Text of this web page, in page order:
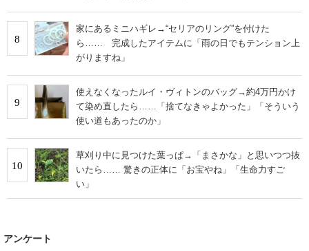
8
家にあるミニハギレ→“セリアのリング”を付けた
ら…… 完成したアイテムに「雨の日でもテンション上
がりますね」
9
使えなくなったルイ・ヴィトンのバッグ→約4万円かけ
て染め直したら……「捨てなきゃよかった」「そういう
使い道もあったのか」
10
草刈り中に見つけた葉っぱ→「まさかな」と思いつつ抜
いたら…… 驚きの正体に「お宝やね」「生命力すご
い」
アンケート